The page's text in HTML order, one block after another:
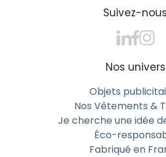
Suivez-nous
Nos univers
Objets
Nos Vêtements &
Je cherche une idée
Éco-
Fabriqué en